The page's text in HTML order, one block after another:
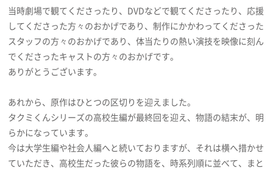
当時劇場で観てくださったり、DVDなどで観てくださったり、応援
してくださった方々のおかげであり、制作にかかわってくださった
スタッフの方々のおかげであり、体当たりの熱い演技を映像に刻ん
でくださったキャストの方々のおかげです。
ありがとうございます。
あれから、原作はひとつの区切りを迎えました。
タクミくんシリーズの高校生編が最終回を迎え、物語の結末が、明
らかになっています。
今は大学生編や社会人編へと続いておりますが、それは横へ措かせ
ていただき、高校生だった彼らの物語を、時系列順に並べて、まと